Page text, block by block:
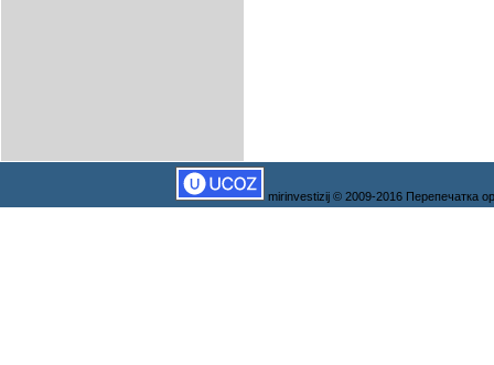
mirinvestizij © 2009-2016 Перепечатка